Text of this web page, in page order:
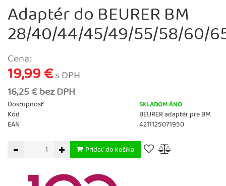
Adaptér do BEURER BM
28/40/44/45/49/55/58/60/
Cena:
19,99 €s DPH
16,25 € bez DPH
Dostupnosť SKLADOM ÁNO
Kód
BEURER adaptér pre BM
EAN
4211125071950
Pridať do košíka